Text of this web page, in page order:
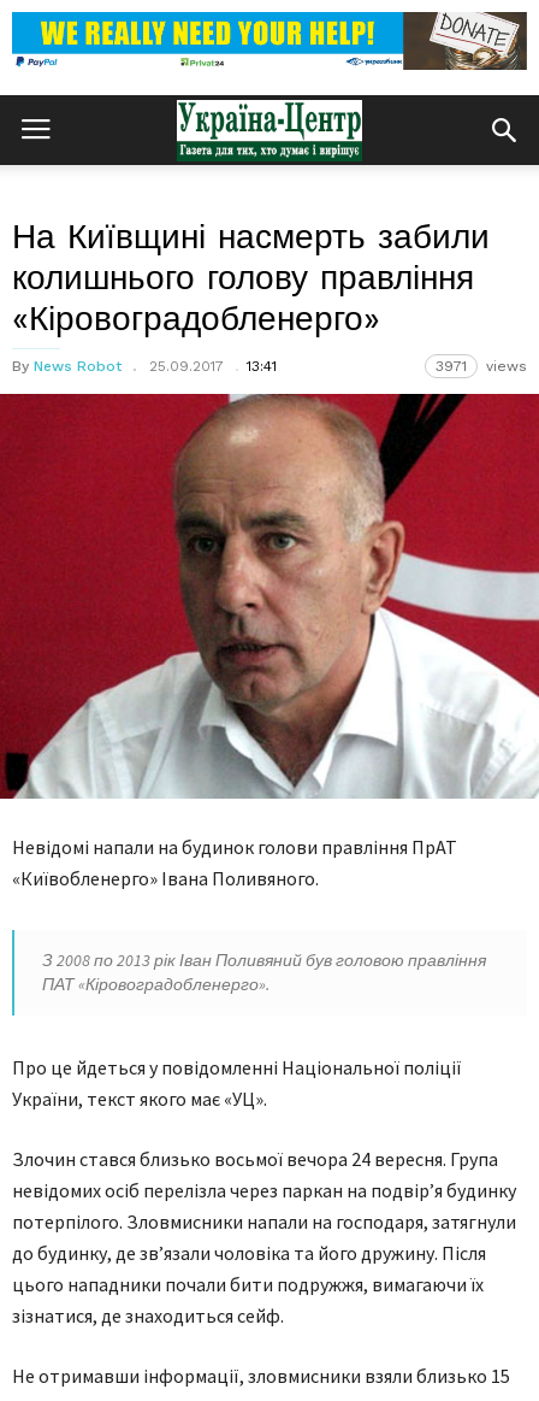
На Київщині насмерть забили
колишнього голову правління
«Кіровоградобленерго»
By News Robot 25.09.2017 13:41 3971 views
Невідомі напали на будинок голови правління ПрАТ
«Київобленерго» Івана Поливяного.
З 2008 по 2013 рік Іван Поливяний був головою правління
ПАТ «Кіровоградобленерго».
Про це йдеться у повідомленні Національної поліції
України, текст якого має «УЦ».
Злочин стався близько восьмої вечора 24 вересня. Група
невідомих осіб перелізла через паркан на подвір’я будинку
потерпілого. Зловмисники напали на господаря, затягнули
до будинку, де зв’язали чоловіка та його дружину. Після
цього нападники почали бити подружжя, вимагаючи їх
зізнатися, де знаходиться сейф.
Не отримавши інформації, зловмисники взяли близько 15